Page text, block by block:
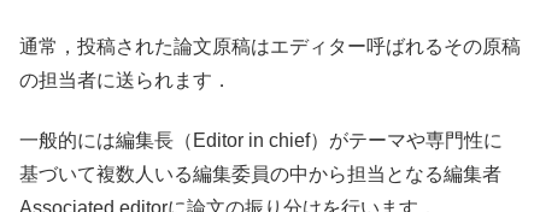
通常，投稿された論文原稿はエディター呼ばれるその原稿
の担当者に送られます．
一般的には編集長（Editor in chief）がテーマや専門性に
基づいて複数人いる編集委員の中から担当となる編集者
Associated editorに論文の振り分けを行います．